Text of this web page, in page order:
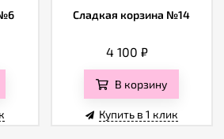
Сладкая корзина №14
4 100 ₽
В корзину
Купить в 1 клик